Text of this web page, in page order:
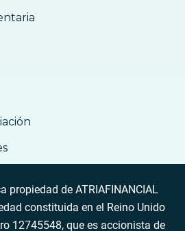
propiedad de ATRIAFINANCIAL
constituida en el Reino Unido
12745548, que es accionista de